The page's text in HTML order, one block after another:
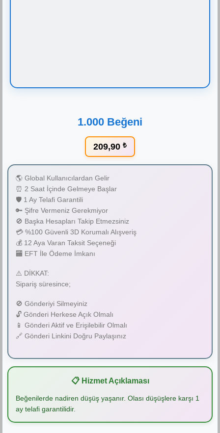
1.000 Beğeni
209,90 ₺
🌎 Global Kullanıcılardan Gelir
⏰ 2 Saat İçinde Gelmeye Başlar
🛡️ 1 Ay Telafi Garantili
🔑 Şifre Vermeniz Gerekmiyor
🚫 Başka Hesapları Takip Etmezsiniz
💳 %100 Güvenli 3D Korumalı Alışveriş
💰 12 Aya Varan Taksit Seçeneği
🏧 EFT İle Ödeme İmkanı
⚠️ DİKKAT:
Sipariş süresince;
🚫 Gönderiyi Silmeyiniz
🔓 Gönderi Herkese Açık Olmalı
📱 Gönderi Aktif ve Erişilebilir Olmalı
🔗 Gönderi Linkini Doğru Paylaşınız
📋 Hizmet Açıklaması
Beğenilerde nadiren düşüş yaşanır. Olası düşüşlere karşı 1
ay telafi garantilidir.